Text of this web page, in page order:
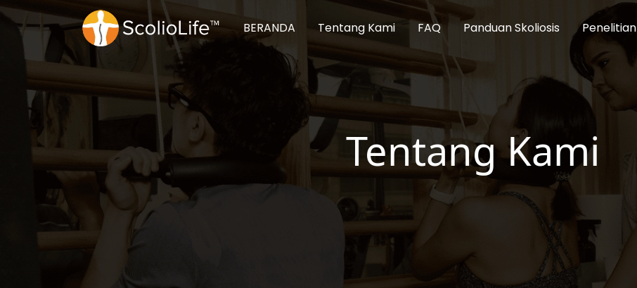
BERANDA Tentang Kami FAQ Panduan Skoliosis Penelitian
Tentang Kami